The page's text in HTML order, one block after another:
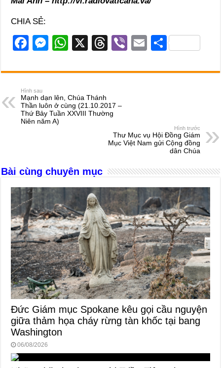
CHIA SẺ:
F
c
e
b
o
M
ss
e
n
g
W
at
s
A
p
X
T
e
d
s
Vi
er
E
ail
S
ar
Hình sau
Mạnh dạn lên, Chúa Thánh
Thần luôn ở cùng (21.10.2017 –
Thứ Bảy Tuần XXVIII Thường
Niên năm A)
Hình trước
Thư Mục vụ Hội Đồng Giám
Mục Việt Nam gửi Cộng đồng
dân Chúa
Bài cùng chuyên mục
Đức Giám mục Spokane kêu gọi cầu nguyện
giữa thảm họa cháy rừng tàn khốc tại bang
Washington
06/08/2026